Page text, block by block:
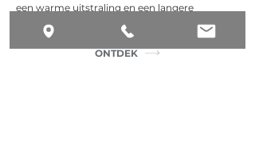
een warme uitstraling en een langere
levensduur.
ONTDEK